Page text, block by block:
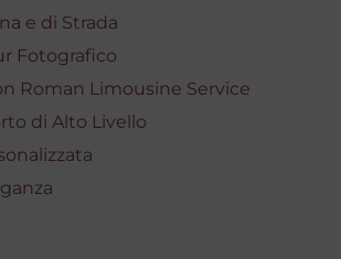
e di Strada
Fotografico
Roman Limousine Service
di Alto Livello